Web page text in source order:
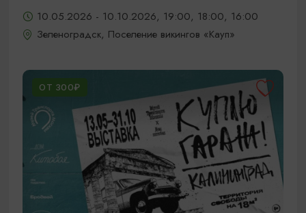
10.05.2026 - 10.10.2026, 19:00, 18:00, 16:00
Зеленоградск, Поселение викингов «Кауп»
ОТ 300₽